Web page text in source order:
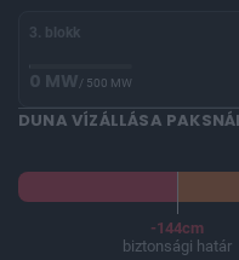
3. blokk
0 MW/ 500 MW
DUNA VÍZÁLLÁSA
-144cm
biztonsági határ